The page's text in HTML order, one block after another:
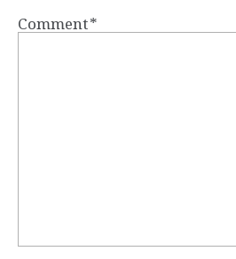
Comment*